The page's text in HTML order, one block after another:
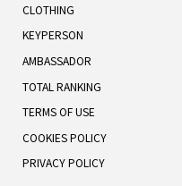
CLOTHING
KEYPERSON
AMBASSADOR
TOTAL RANKING
TERMS OF USE
COOKIES POLICY
PRIVACY POLICY